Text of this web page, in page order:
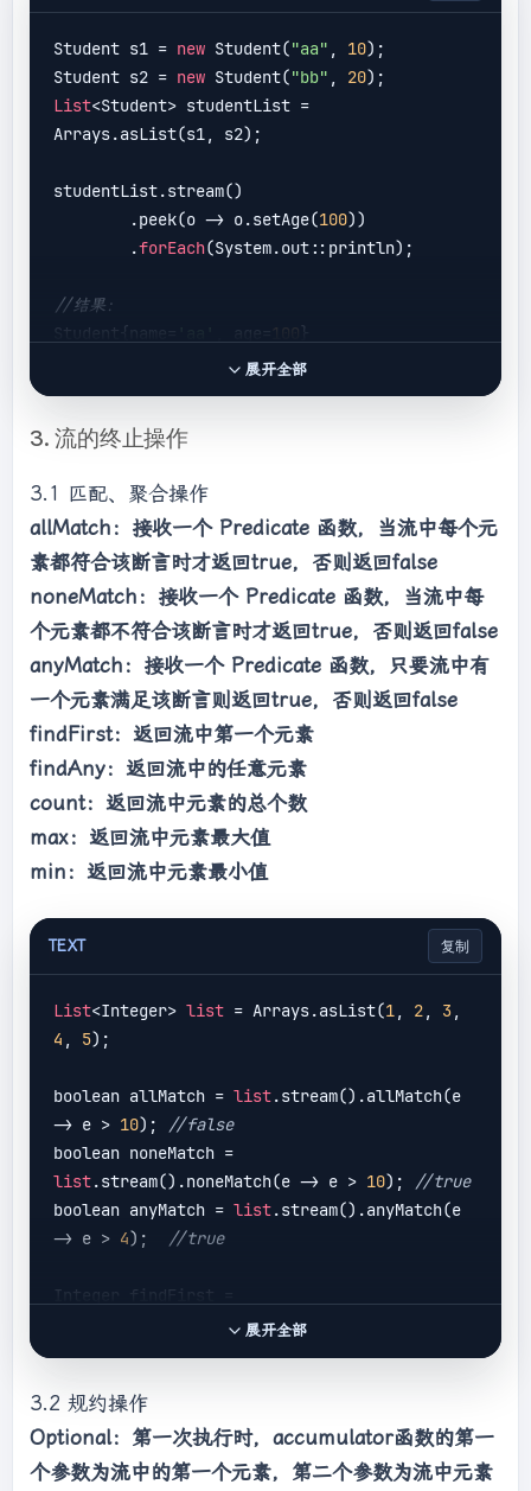
return
o1.getName().compareTo(o2.getName());
            }
        }
).forEach
Student s1 = new Student("aa" , 10);
Student s2 = new Student("bb" , 20
List<Student> studentList =
Arrays.asList(s1, s2);
studentList.stream()
        .peek(o -> o.setAge(
100))
        .
forEach(System.out::println);
//结果：
Student{name=
100
, age=100
展开全部
3. 流的终止操作
3.1 匹配、聚合操作
allMatch：接收一个 Predicate 函数，当流中每个元
素都符合该断言时才返回true，否则返回false
noneMatch：接收一个 Predicate 函数，当流中每
个元素都不符合该断言时才返回true，否则返回false
anyMatch：接收一个 Predicate 函数，只要流中有
一个元素满足该断言则返回true，否则返回false
findFirst：返回流中第一个元素
findAny：返回流中的任意元素
count：返回流中元素的总个数
max：返回流中元素最大值
min：返回流中元素最小值
TEXT 复制
List<Integer> list = Arrays.asList(1, 2, 3
4 , 5);
boolean allMatch = list.stream().allMatch(e
-> e > 10);
//false
list.stream().noneMatch(e -> e > 10);
//true
boolean anyMatch = list.stream().anyMatch(e
-> e > 4); //true
.stream().findFirst().get();
long count = list.stream().count(); //5
Integer max =
展开全部
3.2 规约操作
Optional：第一次执行时，accumulator函数的第一
个参数为流中的第一个元素，第二个参数为流中元素